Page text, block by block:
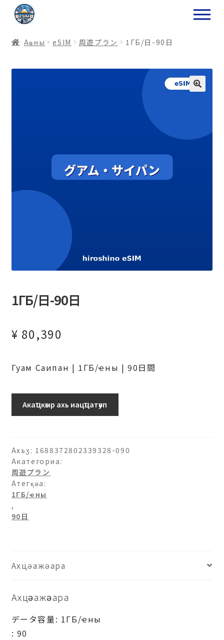
ナ
ビ
ー
ョ
コ
ン
ン
ス
Аҩны еSIM 周遊プラン 1ГБ/日-90日
1ГБ/日-90日
¥ 80,390
Гуам Саипан | 1ГБ/ҽны | 90日間
イ
パ
ン-1ГБ/
日-90
日
рхыԥхьаӡара
Акаҵкәыр ахь иацҵатәуп
Ахьӡ: 1688372802339328-090
Акатегориа:
周遊プラン
Атегқәа:
1ГБ/ҽны
,
90日
Ахцәажәара
Ахцәажәара
データ容量: 1ГБ/ҽны
: 90